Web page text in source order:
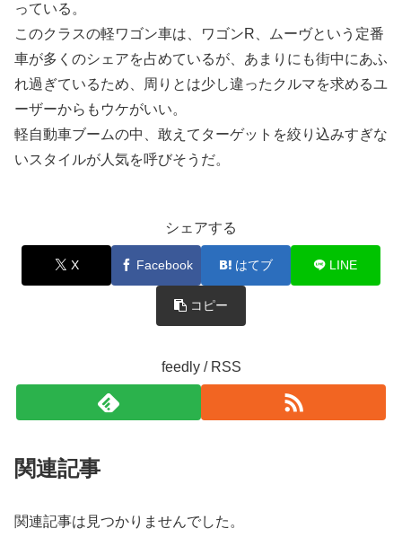
っている。
このクラスの軽ワゴン車は、ワゴンR、ムーヴという定番
車が多くのシェアを占めているが、あまりにも街中にあふ
れ過ぎているため、周りとは少し違ったクルマを求めるユ
ーザーからもウケがいい。
軽自動車ブームの中、敢えてターゲットを絞り込みすぎな
いスタイルが人気を呼びそうだ。
シェアする
X Facebook はてブ LINE
コピー
feedly / RSS
関連記事
関連記事は見つかりませんでした。